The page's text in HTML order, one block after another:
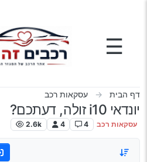
☰
דף הבית עסקאות רכב
יונדאי i10 זולה, דעתכם?
עסקאות רכב 4
4
2.6k